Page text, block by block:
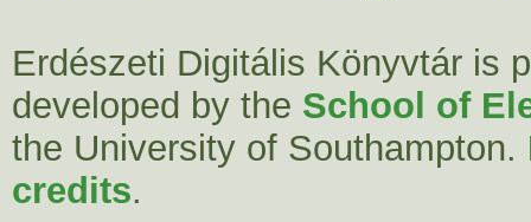
Erdészeti Digitális Könyvtár is
developed by the School of
the University of Southampton.
credits.